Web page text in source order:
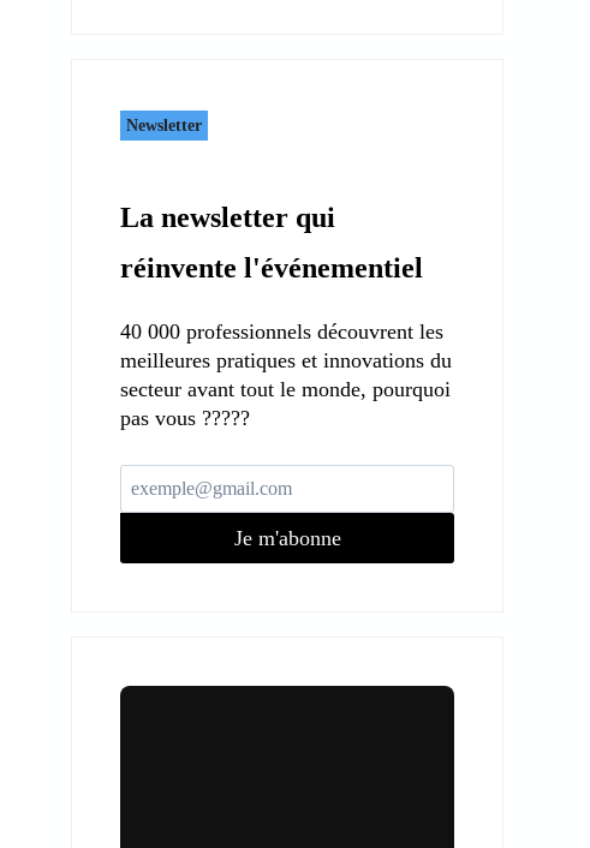
Newsletter
La newsletter qui
réinvente l'événementiel
40 000 professionnels découvrent les
meilleures pratiques et innovations du
secteur avant tout le monde, pourquoi
pas vous ?????
Je m'abonne